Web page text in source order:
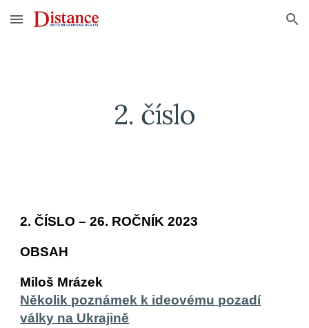
Skip to main content Skip to navigation
2. číslo
2. ČÍSLO – 26. ROČNÍK 2023
OBSAH
Miloš Mrázek
Několik poznámek k ideovému pozadí
války na Ukrajině